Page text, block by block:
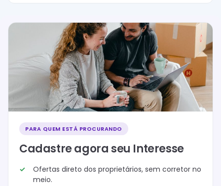
PARA QUEM ESTÁ PROCURANDO
Cadastre agora seu Interesse
Ofertas direto dos proprietários, sem corretor no
meio.